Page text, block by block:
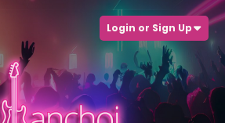
Login or Sign Up